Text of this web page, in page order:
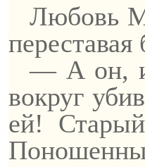
Любовь
переставая
— А он,
вокруг
ей!